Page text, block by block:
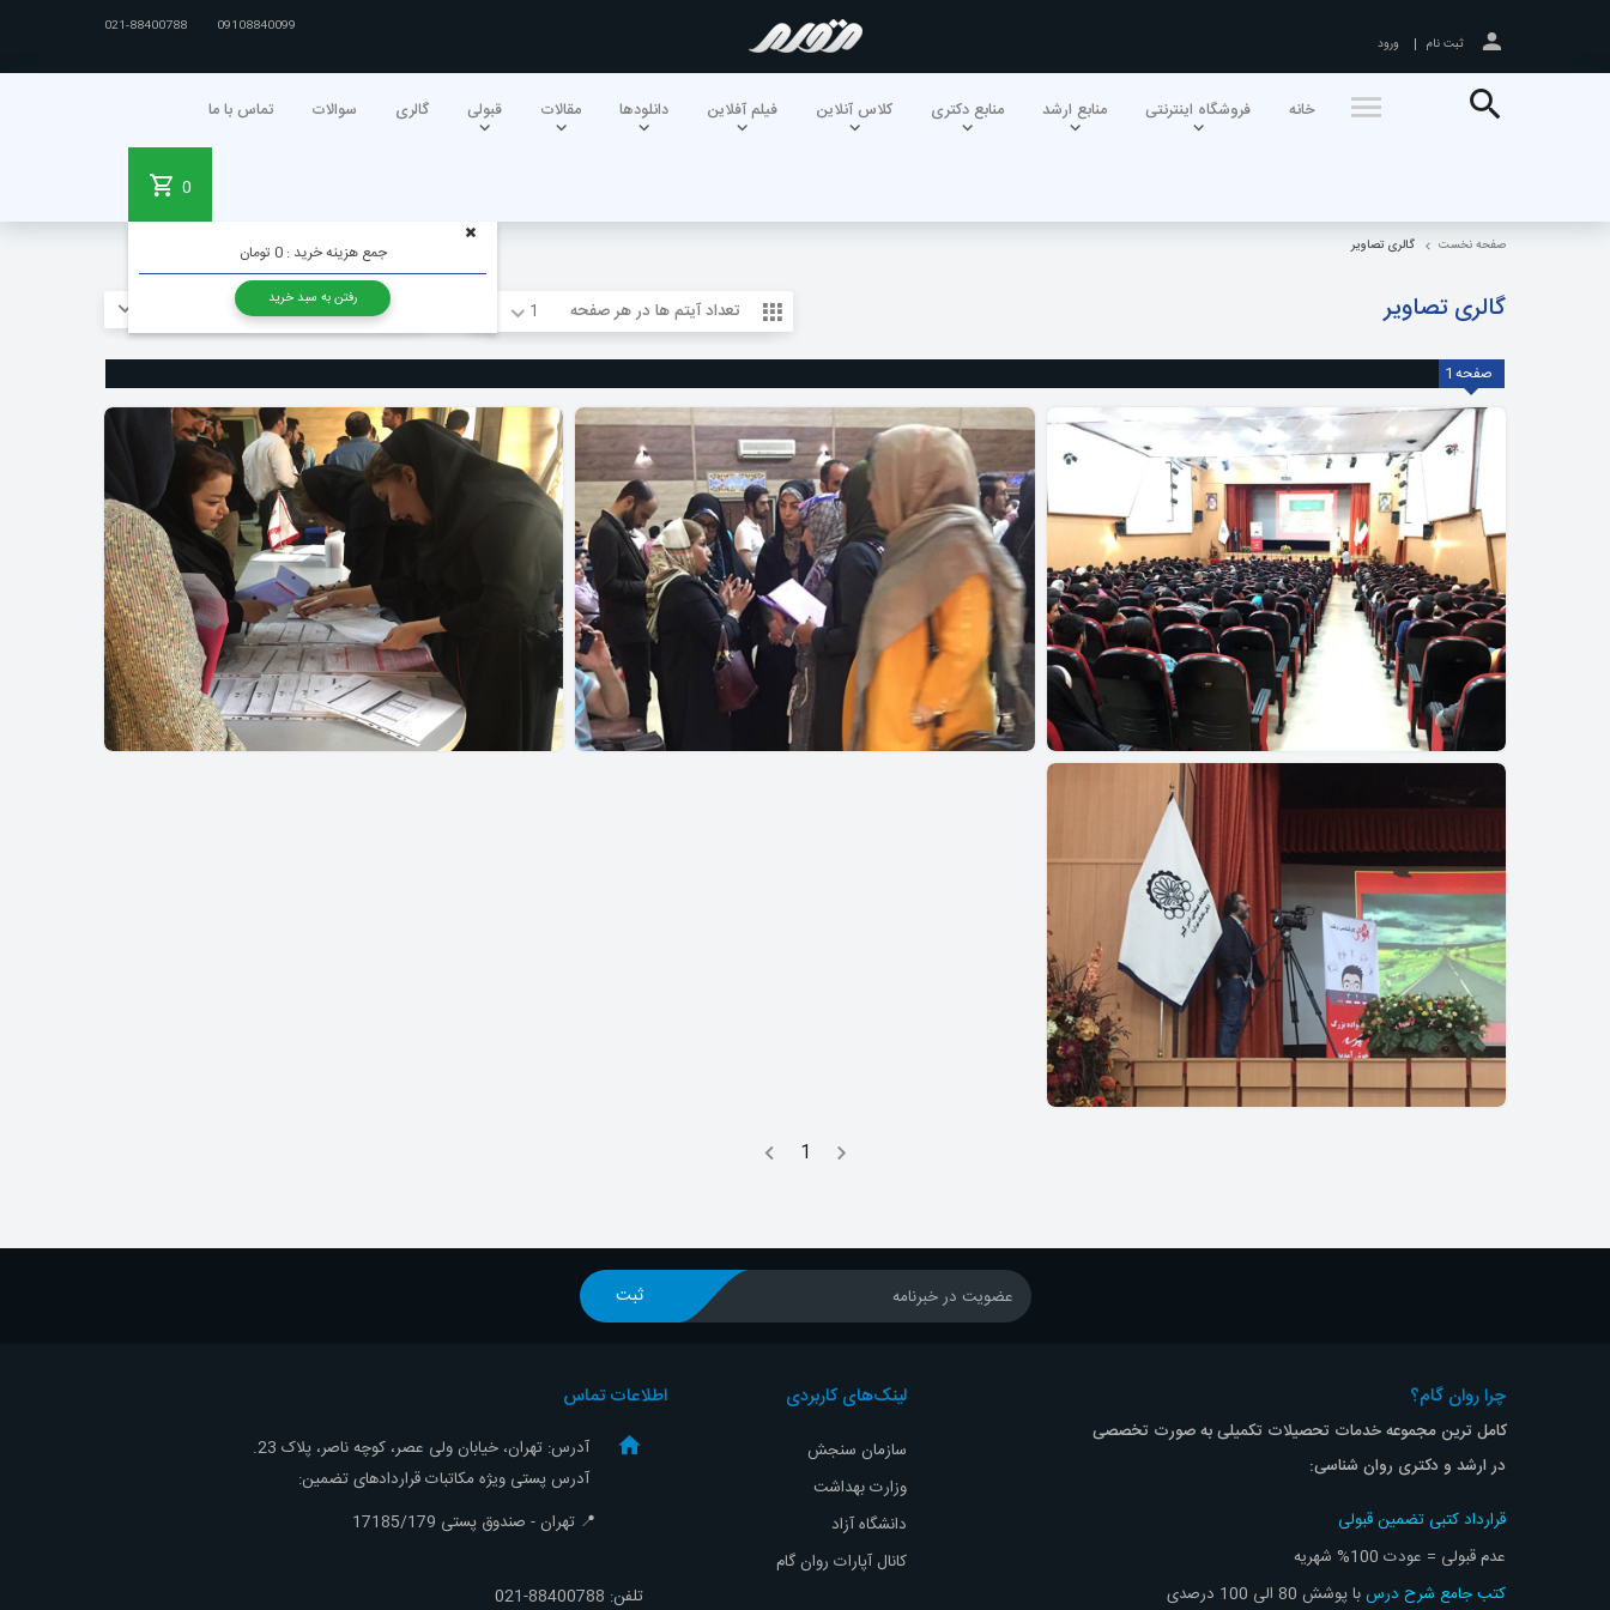
ثبت نام ورود
021-88400788 09108840099
خانه فروشگاه اینترنتی منابع ارشد منابع دکتری کلاس آنلاین فیلم آفلاین دانلودها مقالات قبولی گالری سوالات تماس با ما
0
جمع هزینه خرید : 0 تومان
رفتن به سبد خرید
صفحه نخست گالری تصاویر
گالری تصاویر دسته بندی تصاویر تعداد آیتم ها در هر صفحه
صفحه 1
همایش روانگام دانشگاه امیرکبیر
همایش دانشگاه امیرکبیر
پویش کارشناسی ارشد و دکتری روانشناسی
1
عضویت در خبرنامه ثبت
چرا روان گام؟
کامل ترین مجموعه خدمات تحصیلات تکمیلی به صورت تخصصی
در ارشد و دکتری روان شناسی:
قرارداد کتبی تضمین قبولی
عدم قبولی = عودت 100% شهریه
کتب جامع شرح درسبا پوشش 80 الی 100 درصدی
لینک‌های کاربردی
سازمان سنجش
وزارت بهداشت
دانشگاه آزاد
کانال آپارات روان گام
اطلاعات تماس
آدرس: تهران، خیابان ولی عصر، کوچه ناصر، پلاک 23.
آدرس پستی ویژه مکاتبات قراردادهای تضمین:
📍 تهران - صندوق پستی 17185/179
تلفن: 88400788-021